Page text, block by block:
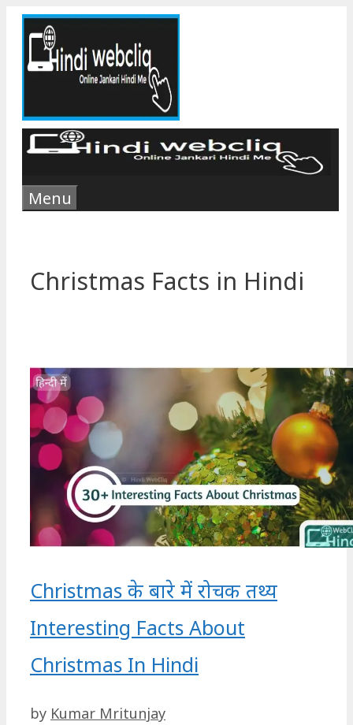
Skip
content
Menu
Christmas Facts in Hindi
Christmas के बारे में रोचक तथ्य
Interesting Facts About
Christmas In Hindi
by Kumar Mritunjay